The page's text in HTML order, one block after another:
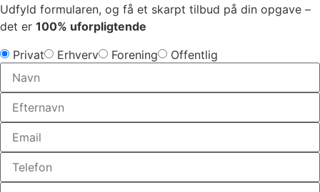
Udfyld formularen, og få et skarpt tilbud på din opgave –
det er 100% uforpligtende
Privat Erhverv Forening Offentlig